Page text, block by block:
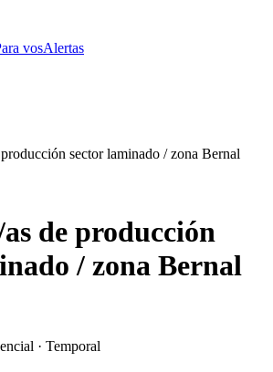
vosAlertas
sector laminado / zona Bernal
de producción
/ zona Bernal
· Temporal